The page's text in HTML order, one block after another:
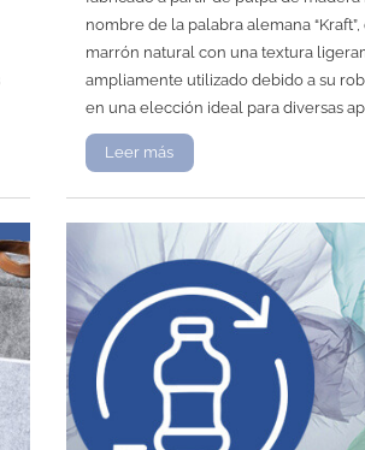
nombre de la palabra alemana
marrón natural con una textura
ampliamente utilizado debido a su
en una elección ideal para diversas
Leer más